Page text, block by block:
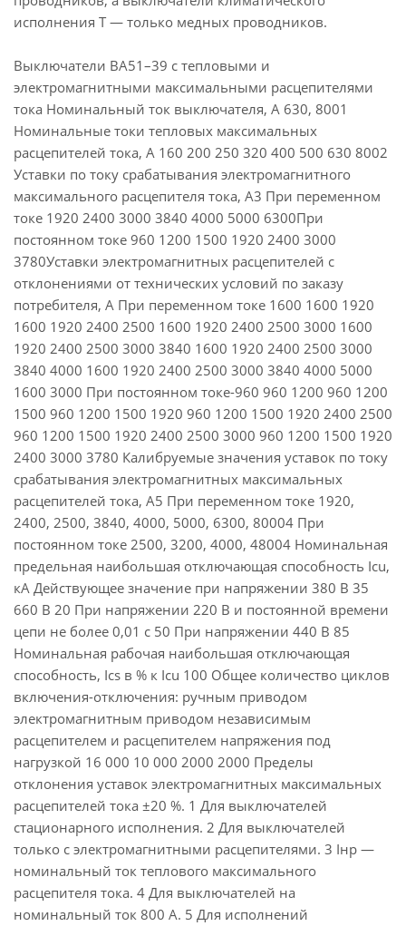
исполнения Т — только медных проводников.
Выключатели ВА51–39 с тепловыми и
электромагнитными максимальными расцепителями
тока Номинальный ток выключателя, А 630, 8001
Номинальные токи тепловых максимальных
расцепителей тока, А 160 200 250 320 400 500 630 8002
Уставки по току срабатывания электромагнитного
максимального расцепителя тока, А3 При переменном
токе 1920 2400 3000 3840 4000 5000 6300При
постоянном токе 960 1200 1500 1920 2400 3000
3780Уставки электромагнитных расцепителей с
отклонениями от технических условий по заказу
потребителя, А При переменном токе 1600 1600 1920
1600 1920 2400 2500 1600 1920 2400 2500 3000 1600
1920 2400 2500 3000 3840 1600 1920 2400 2500 3000
3840 4000 1600 1920 2400 2500 3000 3840 4000 5000
1600 3000 При постоянном токе-960 960 1200 960 1200
1500 960 1200 1500 1920 960 1200 1500 1920 2400 2500
960 1200 1500 1920 2400 2500 3000 960 1200 1500 1920
2400 3000 3780 Калибруемые значения уставок по току
срабатывания электромагнитных максимальных
расцепителей тока, А5 При переменном токе 1920,
2400, 2500, 3840, 4000, 5000, 6300, 80004 При
постоянном токе 2500, 3200, 4000, 48004 Номинальная
предельная наибольшая отключающая способность Icu,
кА Действующее значение при напряжении 380 В 35
660 В 20 При напряжении 220 В и постоянной времени
цепи не более 0,01 с 50 При напряжении 440 В 85
Номинальная рабочая наибольшая отключающая
способность, Ics в % к Icu 100 Общее количество циклов
включения-отключения: ручным приводом
электромагнитным приводом независимым
расцепителем и расцепителем напряжения под
нагрузкой 16 000 10 000 2000 2000 Пределы
отклонения уставок электромагнитных максимальных
расцепителей тока ±20 %. 1 Для выключателей
стационарного исполнения. 2 Для выключателей
только с электромагнитными расцепителями. 3 Iнр —
номинальный ток теплового максимального
расцепителя тока. 4 Для выключателей на
номинальный ток 800 А. 5 Для исполнений